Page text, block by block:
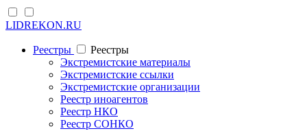
LIDREKON.RU
Реестры
Реестры
Экстремистские материалы
Экстремистские ссылки
Экстремистские организации
Реестр иноагентов
Реестр НКО
Реестр СОНКО